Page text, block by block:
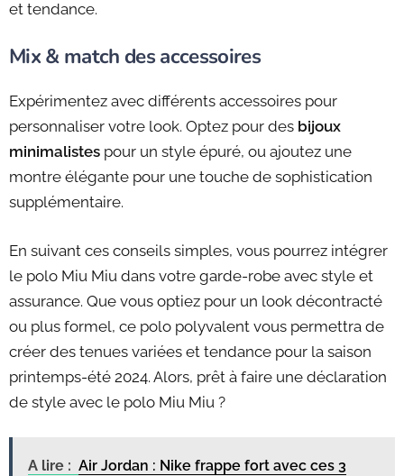
et tendance.
Mix & match des accessoires
Expérimentez avec différents accessoires pour
personnaliser votre look. Optez pour des bijoux
minimalistes pour un style épuré, ou ajoutez une
montre élégante pour une touche de sophistication
supplémentaire.
En suivant ces conseils simples, vous pourrez intégrer
le polo Miu Miu dans votre garde-robe avec style et
assurance. Que vous optiez pour un look décontracté
ou plus formel, ce polo polyvalent vous permettra de
créer des tenues variées et tendance pour la saison
printemps-été 2024. Alors, prêt à faire une déclaration
de style avec le polo Miu Miu ?
A lire : Air Jordan : Nike frappe fort avec ces 3